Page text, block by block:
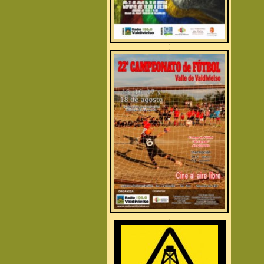
.
.
.
.
.
.